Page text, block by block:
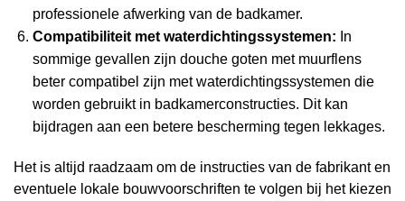
professionele afwerking van de badkamer.
Compatibiliteit met waterdichtingssystemen: In
sommige gevallen zijn douche goten met muurflens
beter compatibel zijn met waterdichtingssystemen die
worden gebruikt in badkamerconstructies. Dit kan
bijdragen aan een betere bescherming tegen lekkages.
Het is altijd raadzaam om de instructies van de fabrikant en
eventuele lokale bouwvoorschriften te volgen bij het kiezen